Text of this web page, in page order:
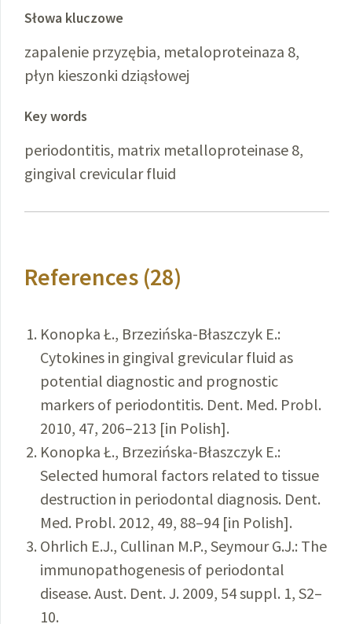
Słowa kluczowe
zapalenie przyzębia, metaloproteinaza 8,
płyn kieszonki dziąsłowej
Key words
periodontitis, matrix metalloproteinase 8,
gingival crevicular fluid
References (28)
Konopka Ł., Brzezińska-Błaszczyk E.:
Cytokines in gingival grevicular fluid as
potential diagnostic and prognostic
markers of periodontitis. Dent. Med. Probl.
2010, 47, 206–213 [in Polish].
Konopka Ł., Brzezińska-Błaszczyk E.:
Selected humoral factors related to tissue
destruction in periodontal diagnosis. Dent.
Med. Probl. 2012, 49, 88–94 [in Polish].
Ohrlich E.J., Cullinan M.P., Seymour G.J.: The
immunopathogenesis of periodontal
disease. Aust. Dent. J. 2009, 54 suppl. 1, S2–
10.